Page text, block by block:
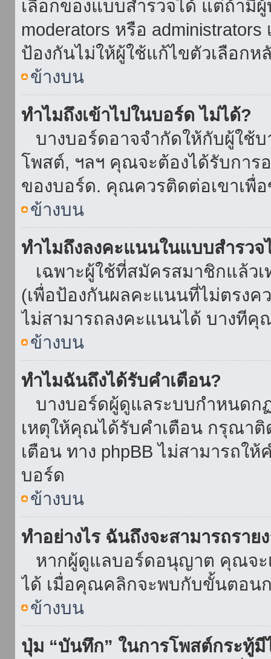
เลือกของแบบสำรวจได้ แต่ถ้ามี
moderators หรือ
ป้องกันไม่ให้ผู้ใช้แก้ไขตัวเลือกห
ข้างบน
ทำไมถึงเข้าไปในบอร์ด ไม่ได้?
บางบอร์ดอาจจำกัดให้กับผู้ใช้บ
โพสต์, ฯลฯ คุณจะต้องได้รับการ
ของบอร์ด. คุณควรติดต่อเขาเพื่
ข้างบน
ทำไมถึงลงคะแนนในแบบสำรวจ
เฉพาะผู้ใช้ที่สมัครสมาชิกแล้ว
(เพื่อป้องกันผลคะแนนที่ไม่ตรง
ไม่สามารถลงคะแนนได้ บางที
ข้างบน
ทำไมฉันถึงได้รับคำเตือน?
บางบอร์ดผู้ดูแลระบบกำหนดก
เหตุให้คุณได้รับคำเตือน กรุณา
เตือน ทาง phpBB ไม่สามารถใ
บอร์ด
ข้างบน
ทำอย่างไร ฉันถึงจะสามารถรา
หากผู้ดูแลบอร์ดอนุญาต คุณจะ
ได้ เมื่อคุณคลิกจะพบกับขั้นตอน
ข้างบน
ปุ่ม “บันทึก” ในการโพสต์กระทู้มี